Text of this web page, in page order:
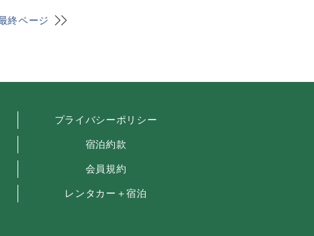
終ページ
プライバシーポリシー
宿泊約款
会員規約
レンタカー＋宿泊